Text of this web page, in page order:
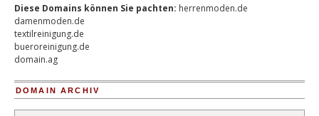
Diese Domains können Sie pachten: herrenmoden.de
damenmoden.de
textilreinigung.de
bueroreinigung.de
domain.ag
DOMAIN ARCHIV